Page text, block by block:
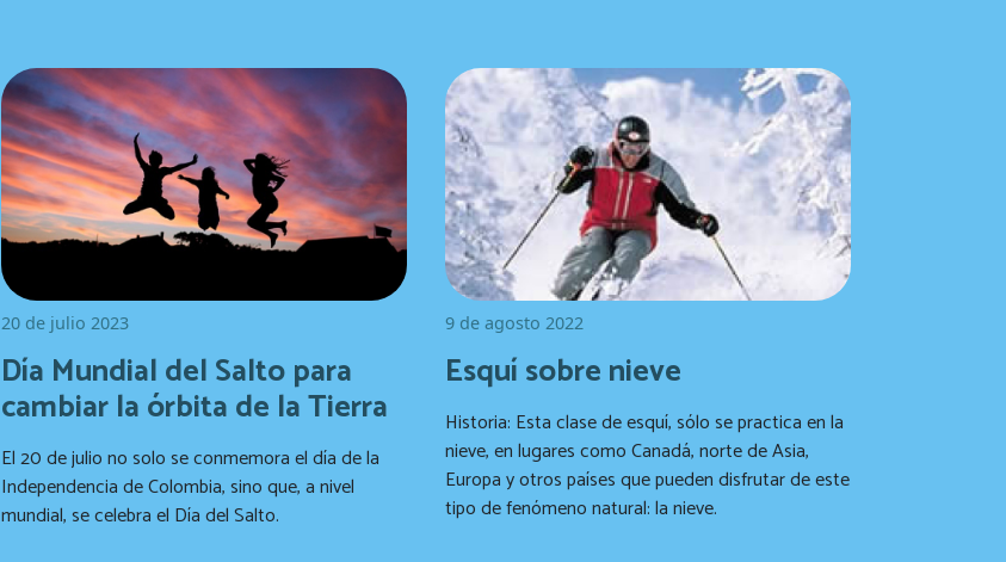
20 de julio 2023
Día Mundial del Salto para
cambiar la órbita de la Tierra
El 20 de julio no solo se conmemora el día de la
Independencia de Colombia, sino que, a nivel
mundial, se celebra el Día del Salto.
9 de agosto 2022
Esquí sobre nieve
Historia: Esta clase de esquí, sólo se practica en la
nieve, en lugares como Canadá, norte de Asia,
Europa y otros países que pueden disfrutar de este
tipo de fenómeno natural: la nieve.